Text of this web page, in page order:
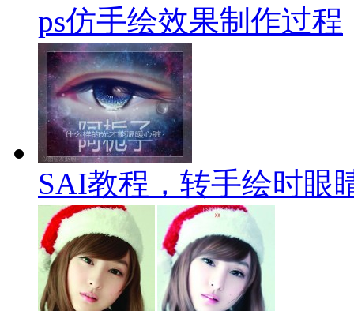
ps仿手绘效果制作过程
SAI教程，转手绘时眼